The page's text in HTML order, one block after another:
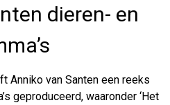
dieren- en
Anniko van Santen een reeks
geproduceerd, waaronder ‘Het